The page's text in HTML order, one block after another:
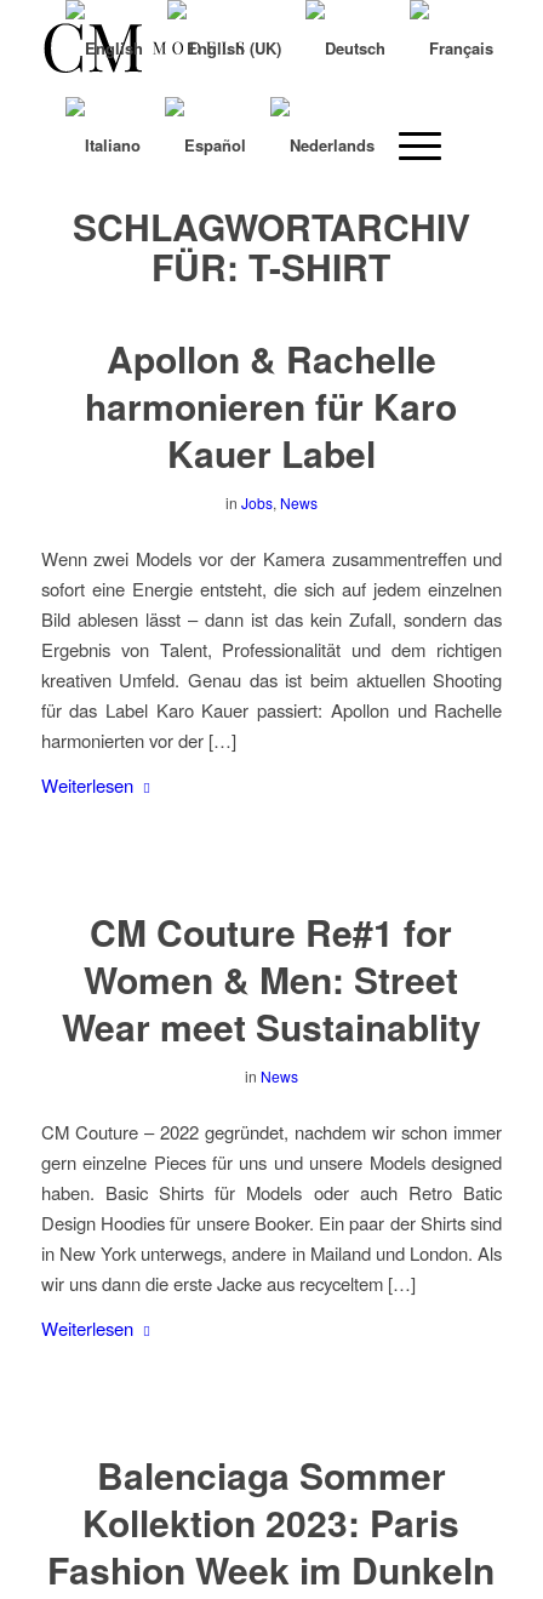
SCHLAGWORTARCHIV
FÜR:T-SHIRT
Apollon & Rachelle
harmonieren für Karo
Kauer Label
in Jobs, News
Wenn zwei Models vor der Kamera zusammentreffen und
sofort eine Energie entsteht, die sich auf jedem einzelnen
Bild ablesen lässt – dann ist das kein Zufall, sondern das
Ergebnis von Talent, Professionalität und dem richtigen
kreativen Umfeld. Genau das ist beim aktuellen Shooting
für das Label Karo Kauer passiert: Apollon und Rachelle
harmonierten vor der […]
Weiterlesen
CM Couture Re#1 for
Women & Men: Street
Wear meet Sustainablity
in News
CM Couture – 2022 gegründet, nachdem wir schon immer
gern einzelne Pieces für uns und unsere Models designed
haben. Basic Shirts für Models oder auch Retro Batic
Design Hoodies für unsere Booker. Ein paar der Shirts sind
in New York unterwegs, andere in Mailand und London. Als
wir uns dann die erste Jacke aus recyceltem […]
Weiterlesen
Balenciaga Sommer
Kollektion 2023: Paris
Fashion Week im Dunkeln